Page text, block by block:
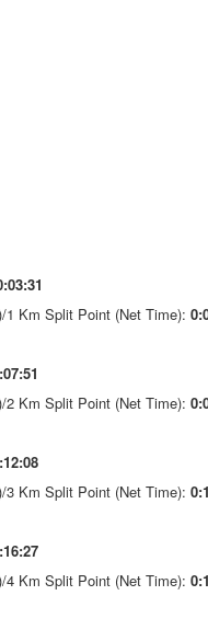
Km Split Point (Net Time):
Km Split Point (Net Time):
Km Split Point (Net Time):
Km Split Point (Net Time):